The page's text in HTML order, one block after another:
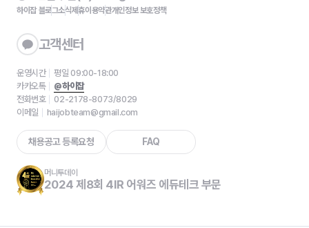
하이잡 블로그소식제휴이용약관개인정보 보호정책
고객센터
운영시간
평일 09:00-18:00
카카오톡
@하이잡
전화번호
02-2178-8073/8029
이메일
haijobteam@gmail.com
채용공고 등록요청 FAQ
머니투데이
2024 제8회 4IR 어워즈 에듀테크 부문